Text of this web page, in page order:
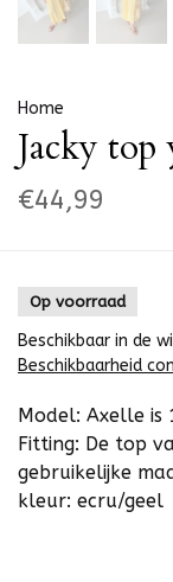
Home
Jacky
€44,99
Op voorraad
Beschikbaar in de
Beschikbaarheid
Model: Axelle is
Fitting: De top
gebruikelijke
kleur: ecru/geel